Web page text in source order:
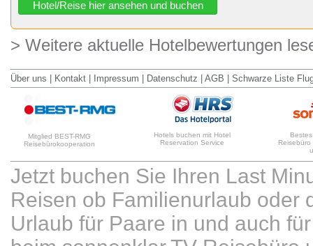
Hotel/Reise hier ansehen und buchen
> Weitere aktuelle Hotelbewertungen
Über uns Kontakt Impressum Datenschutz AGB Schwarze Liste
Mitglied BEST-RMG
Reisebürokooperation
Hotels buchen mit Hotel
Reservation Service
Jetzt buchen Sie Ihren Last
Reisen ob Familienurlaub oder
Urlaub für Paare in und auch